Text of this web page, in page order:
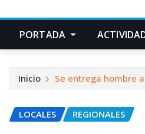
PORTADA
Inicio Se entrega hombre
LOCALES REGIONALES